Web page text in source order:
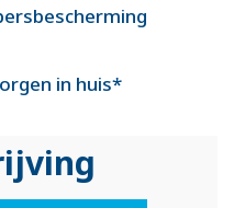
in huis*